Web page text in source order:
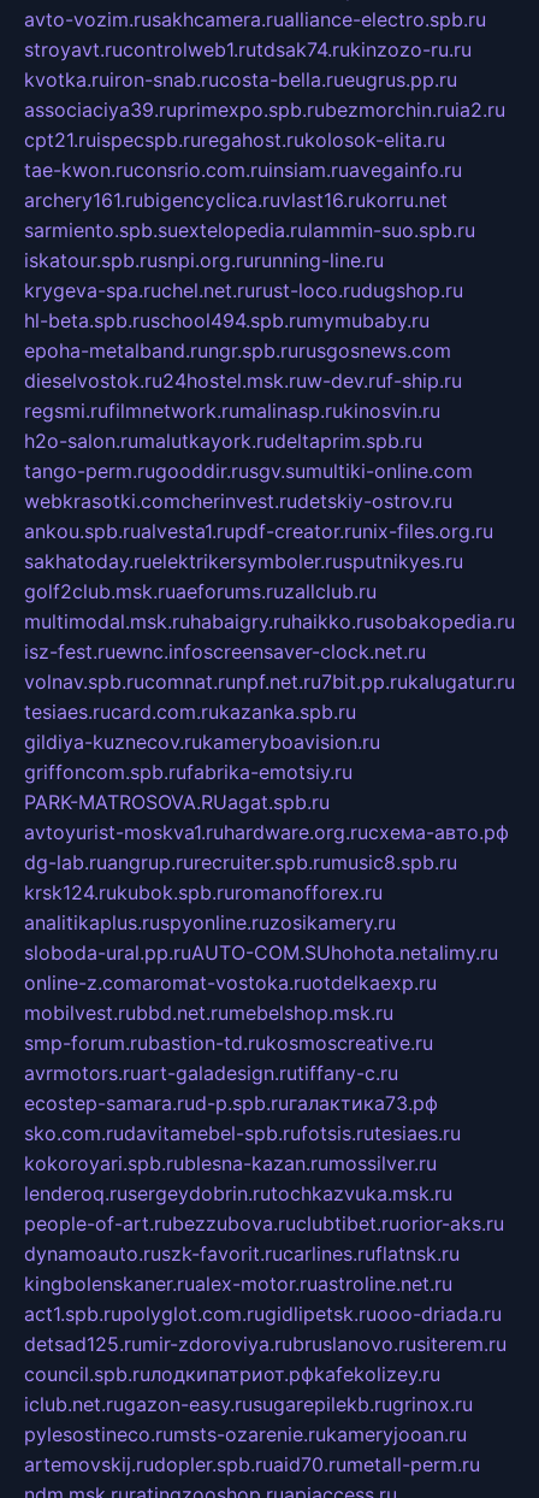
avto-vozim.rusakhcamera.rualliance-electro.spb.ru
stroyavt.rucontrolweb1.rutdsak74.rukinzozo-ru.ru
kvotka.ruiron-snab.rucosta-bella.rueugrus.pp.ru
associaciya39.ruprimexpo.spb.rubezmorchin.ruia2.ru
cpt21.ruispecspb.ruregahost.rukolosok-elita.ru
tae-kwon.ruconsrio.com.ruinsiam.ruavegainfo.ru
archery161.rubigencyclica.ruvlast16.rukorru.net
sarmiento.spb.suextelopedia.rulammin-suo.spb.ru
iskatour.spb.rusnpi.org.rurunning-line.ru
krygeva-spa.ruchel.net.rurust-loco.rudugshop.ru
hl-beta.spb.ruschool494.spb.rumymubaby.ru
epoha-metalband.rungr.spb.rurusgosnews.com
dieselvostok.ru24hostel.msk.ruw-dev.ruf-ship.ru
regsmi.rufilmnetwork.rumalinasp.rukinosvin.ru
h2o-salon.rumalutkayork.rudeltaprim.spb.ru
tango-perm.rugooddir.rusgv.sumultiki-online.com
webkrasotki.comcherinvest.rudetskiy-ostrov.ru
ankou.spb.rualvesta1.rupdf-creator.runix-files.org.ru
sakhatoday.ruelektrikersymboler.rusputnikyes.ru
golf2club.msk.ruaeforums.ruzallclub.ru
multimodal.msk.ruhabaigry.ruhaikko.rusobakopedia.ru
isz-fest.ruewnc.infoscreensaver-clock.net.ru
volnav.spb.rucomnat.runpf.net.ru7bit.pp.rukalugatur.ru
tesiaes.rucard.com.rukazanka.spb.ru
gildiya-kuznecov.rukameryboavision.ru
griffoncom.spb.rufabrika-emotsiy.ru
PARK-MATROSOVA.RUagat.spb.ru
avtoyurist-moskva1.ruhardware.org.ruсхема-авто.рф
dg-lab.ruangrup.rurecruiter.spb.rumusic8.spb.ru
krsk124.rukubok.spb.ruromanofforex.ru
analitikaplus.ruspyonline.ruzosikamery.ru
sloboda-ural.pp.ruAUTO-COM.SUhohota.netalimy.ru
online-z.comaromat-vostoka.ruotdelkaexp.ru
mobilvest.rubbd.net.rumebelshop.msk.ru
smp-forum.rubastion-td.rukosmoscreative.ru
avrmotors.ruart-galadesign.rutiffany-c.ru
ecostep-samara.rud-p.spb.ruгалактика73.рф
sko.com.rudavitamebel-spb.rufotsis.rutesiaes.ru
kokoroyari.spb.rublesna-kazan.rumossilver.ru
lenderoq.rusergeydobrin.rutochkazvuka.msk.ru
people-of-art.rubezzubova.ruclubtibet.ruorior-aks.ru
dynamoauto.ruszk-favorit.rucarlines.ruflatnsk.ru
kingbolenskaner.rualex-motor.ruastroline.net.ru
act1.spb.rupolyglot.com.rugidlipetsk.ruooo-driada.ru
detsad125.rumir-zdoroviya.rubruslanovo.rusiterem.ru
council.spb.ruлодкипатриот.рфkafekolizey.ru
iclub.net.rugazon-easy.rusugarepilekb.rugrinox.ru
pylesostineco.rumsts-ozarenie.rukameryjooan.ru
artemovskij.rudopler.spb.ruaid70.rumetall-perm.ru